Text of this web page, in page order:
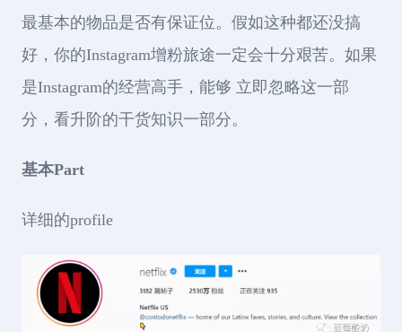
最基本的物品是否有保证位。假如这种都还没搞
好，你的Instagram增粉旅途一定会十分艰苦。如果
是Instagram的经营高手，能够 立即忽略这一部
分，看升阶的干货知识一部分。
基本Part
详细的profile